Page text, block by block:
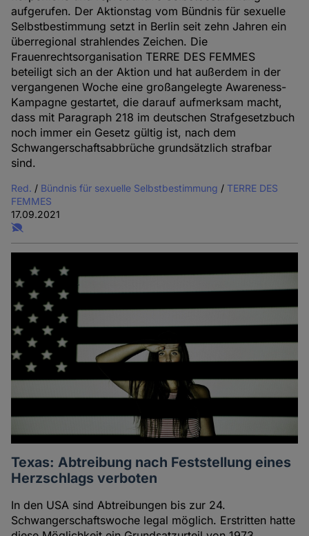
aufgerufen. Der Aktionstag vom Bündnis für sexuelle
Selbstbestimmung setzt in Berlin seit zehn Jahren ein
überregional strahlendes Zeichen. Die
Frauenrechtsorganisation TERRE DES FEMMES
beteiligt sich an der Aktion und hat außerdem in der
vergangenen Woche eine großangelegte Awareness-
Kampagne gestartet, die darauf aufmerksam macht,
dass mit Paragraph 218 im deutschen Strafgesetzbuch
noch immer ein Gesetz gültig ist, nach dem
Schwangerschaftsabbrüche grundsätzlich strafbar
sind.
Red. / Bündnis für sexuelle Selbstbestimmung /TERRE DES
FEMMES
17.09.2021
Texas: Abtreibung nach Feststellung eines
Herzschlags verboten
In den USA sind Abtreibungen bis zur 24.
Schwangerschaftswoche legal möglich. Erstritten hatte